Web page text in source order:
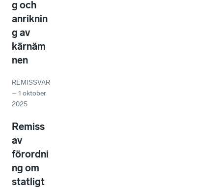
g och
anriknin
g av
kärnäm
nen
REMISSVAR
–1 oktober
2025
Remiss
av
förordni
ng om
statligt